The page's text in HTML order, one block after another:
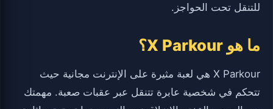
للتنقل تحت الحواجز.
ما هو X Parkour؟
X Parkour هي لعبة مثيرة على الإنترنت مجانية حيث
تتحكم في شخصية عابرة تتنقل عبر عقبات صعبة. مهمتك